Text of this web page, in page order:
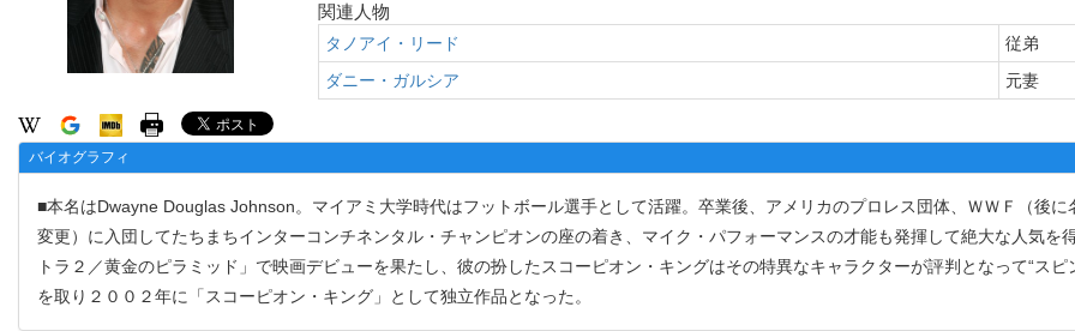
関連人物
タノアイ・リード
従弟
ダニー・ガルシア
元妻
バイオグラフィ
■本名はDwayne Douglas Johnson。マイアミ大学時代はフットボール選手として活躍。卒業後、アメリカのプロレス団体、ＷＷＦ（後に
変更）に入団してたちまちインターコンチネンタル・チャンピオンの座の着き、マイク・パフォーマンスの才能も発揮して絶大な人気を
トラ２／黄金のピラミッド」で映画デビューを果たし、彼の扮したスコーピオン・キングはその特異なキャラクターが評判となって“スピ
を取り２００２年に「スコーピオン・キング」として独立作品となった。